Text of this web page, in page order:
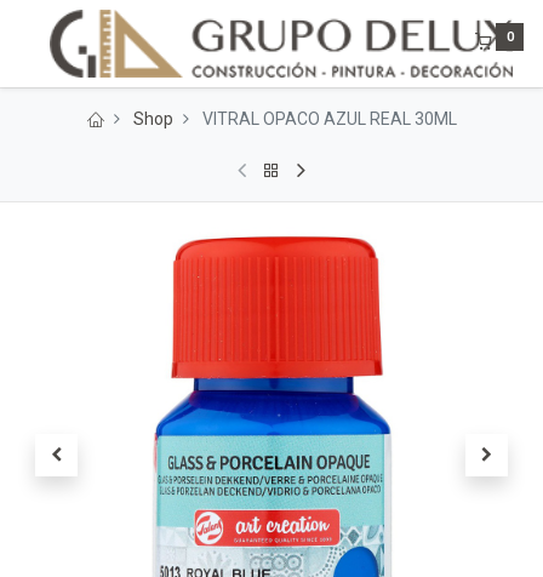
0
Shop VITRAL OPACO AZUL REAL 30ML